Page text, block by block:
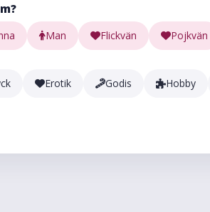
Man Flickvän Pojkvän
Erotik Godis Hobby